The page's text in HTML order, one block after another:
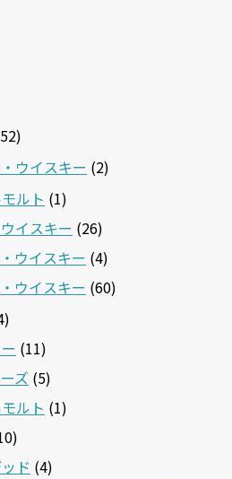
ウイスキー (2)
ルト (1)
イスキー (26)
ウイスキー (4)
ウイスキー (60)
(11)
ズ (5)
ルト (1)
ド (4)